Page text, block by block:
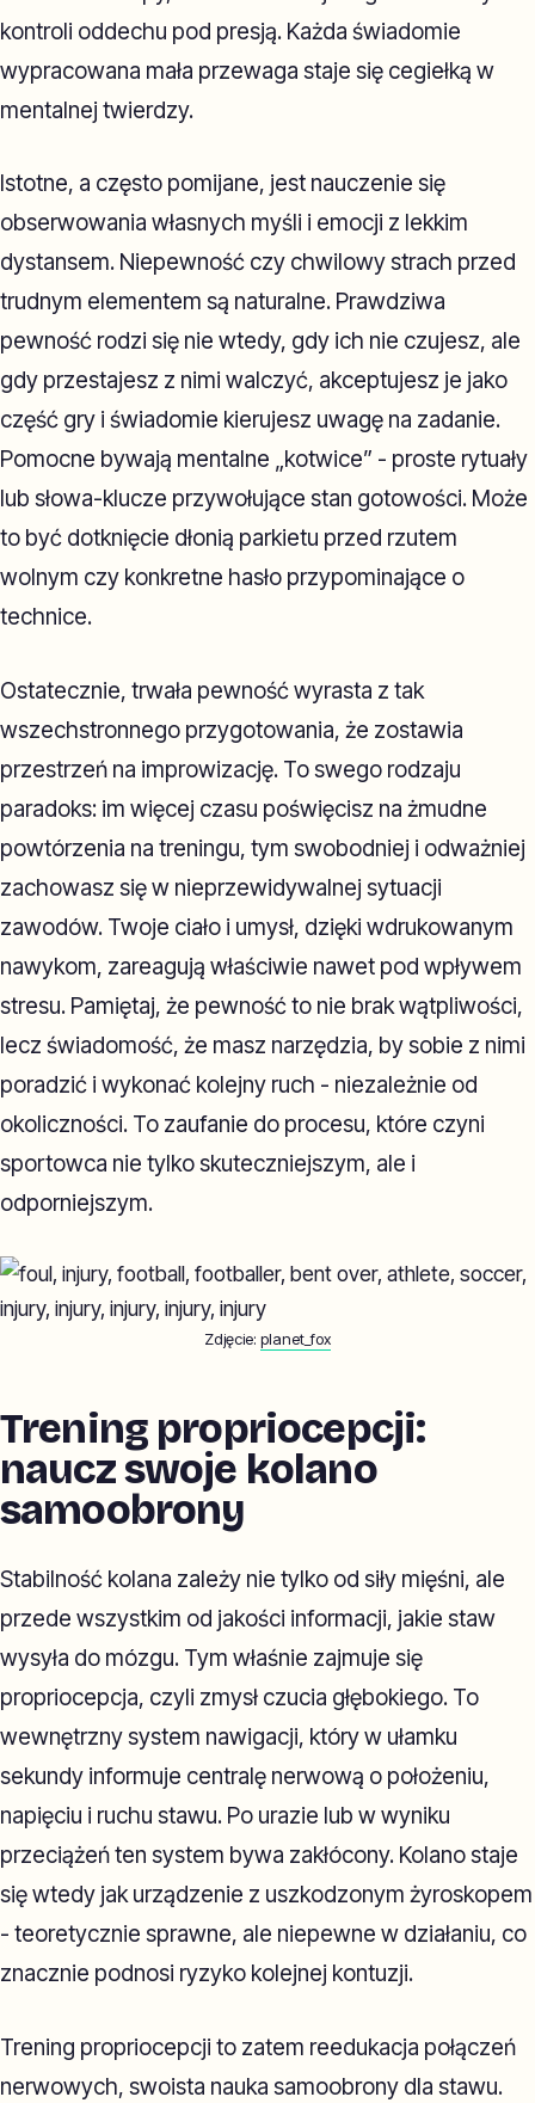
kontroli oddechu pod presją. Każda świadomie
wypracowana mała przewaga staje się cegiełką w
mentalnej twierdzy.
Istotne, a często pomijane, jest nauczenie się
obserwowania własnych myśli i emocji z lekkim
dystansem. Niepewność czy chwilowy strach przed
trudnym elementem są naturalne. Prawdziwa
pewność rodzi się nie wtedy, gdy ich nie czujesz, ale
gdy przestajesz z nimi walczyć, akceptujesz je jako
część gry i świadomie kierujesz uwagę na zadanie.
Pomocne bywają mentalne „kotwice” - proste rytuały
lub słowa-klucze przywołujące stan gotowości. Może
to być dotknięcie dłonią parkietu przed rzutem
wolnym czy konkretne hasło przypominające o
technice.
Ostatecznie, trwała pewność wyrasta z tak
wszechstronnego przygotowania, że zostawia
przestrzeń na improwizację. To swego rodzaju
paradoks: im więcej czasu poświęcisz na żmudne
powtórzenia na treningu, tym swobodniej i odważniej
zachowasz się w nieprzewidywalnej sytuacji
zawodów. Twoje ciało i umysł, dzięki wdrukowanym
nawykom, zareagują właściwie nawet pod wpływem
stresu. Pamiętaj, że pewność to nie brak wątpliwości,
lecz świadomość, że masz narzędzia, by sobie z nimi
poradzić i wykonać kolejny ruch - niezależnie od
okoliczności. To zaufanie do procesu, które czyni
sportowca nie tylko skuteczniejszym, ale i
odporniejszym.
Zdjęcie: planet_fox
Trening propriocepcji:
naucz swoje kolano
samoobrony
Stabilność kolana zależy nie tylko od siły mięśni, ale
przede wszystkim od jakości informacji, jakie staw
wysyła do mózgu. Tym właśnie zajmuje się
propriocepcja, czyli zmysł czucia głębokiego. To
wewnętrzny system nawigacji, który w ułamku
sekundy informuje centralę nerwową o położeniu,
napięciu i ruchu stawu. Po urazie lub w wyniku
przeciążeń ten system bywa zakłócony. Kolano staje
się wtedy jak urządzenie z uszkodzonym żyroskopem
- teoretycznie sprawne, ale niepewne w działaniu, co
znacznie podnosi ryzyko kolejnej kontuzji.
Trening propriocepcji to zatem reedukacja połączeń
nerwowych, swoista nauka samoobrony dla stawu.